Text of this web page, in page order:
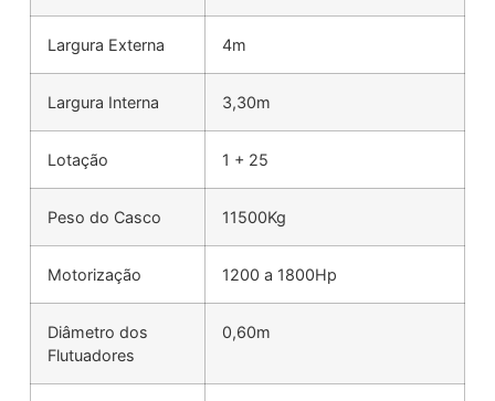
Largura Externa 4m
Largura Interna 3,30m
Lotação 1 + 25
Peso do Casco 11500Kg
Motorização 1200 a 1800Hp
Diâmetro dos
Flutuadores
0,60m